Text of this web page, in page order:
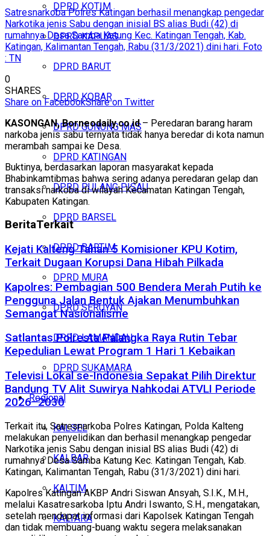
DPRD KOTIM
DPRD KAPUAS
DPRD BARUT
DPRD KOBAR
DPRD GUNUNG MAS
DPRD KATINGAN
DPRD PULANG PISAU
DPRD BARSEL
DPRD BARTIM
DPRD MURA
DPRD SERUYAN
DPRD LAMANDAU
DPRD SUKAMARA
Regional
KALSEL
KALBAR
KALTIM
KALTARA
Satresnarkoba Polres Katingan berhasil menangkap pengedar
Narkotika jenis Sabu dengan inisial BS alias Budi (42) di
rumahnya Desa Samba Katung Kec. Katingan Tengah, Kab.
Katingan, Kalimantan Tengah, Rabu (31/3/2021) dini hari. Foto
: TN
0
SHARES
Share on FacebookShare on Twitter
KASONGAN, Borneodaily.co.id– Peredaran barang haram
narkoba jenis sabu ternyata tidak hanya beredar di kota namun
merambah sampai ke Desa.
Buktinya, berdasarkan laporan masyarakat kepada
Bhabinkamtibmas bahwa sering adanya peredaran gelap dan
transaksi narkoba di wilayah Kecamatan Katingan Tengah,
Kabupaten Katingan.
BeritaTerkait
Kejati Kalteng Tahan 5 Komisioner KPU Kotim,
Terkait Dugaan Korupsi Dana Hibah Pilkada
Kapolres: Pembagian 500 Bendera Merah Putih ke
Pengguna Jalan Bentuk Ajakan Menumbuhkan
Semangat Nasionalisme
Satlantas Polresta Palangka Raya Rutin Tebar
Kepedulian Lewat Program 1 Hari 1 Kebaikan
Televisi Lokal se-Indonesia Sepakat Pilih Direktur
Bandung TV Alit Suwirya Nahkodai ATVLI Periode
2026–2030
Terkait itu, Satresnarkoba Polres Katingan, Polda Kalteng
melakukan penyelidikan dan berhasil menangkap pengedar
Narkotika jenis Sabu dengan inisial BS alias Budi (42) di
rumahnya Desa Samba Katung Kec. Katingan Tengah, Kab.
Katingan, Kalimantan Tengah, Rabu (31/3/2021) dini hari.
Kapolres Katingan AKBP Andri Siswan Ansyah, S.I.K., M.H.,
melalui Kasatresarkoba Iptu Andri Iswanto, S.H., mengatakan,
setelah mendapat informasi dari Kapolsek Katingan Tengah
dan tidak membuang-buang waktu segera melaksanakan